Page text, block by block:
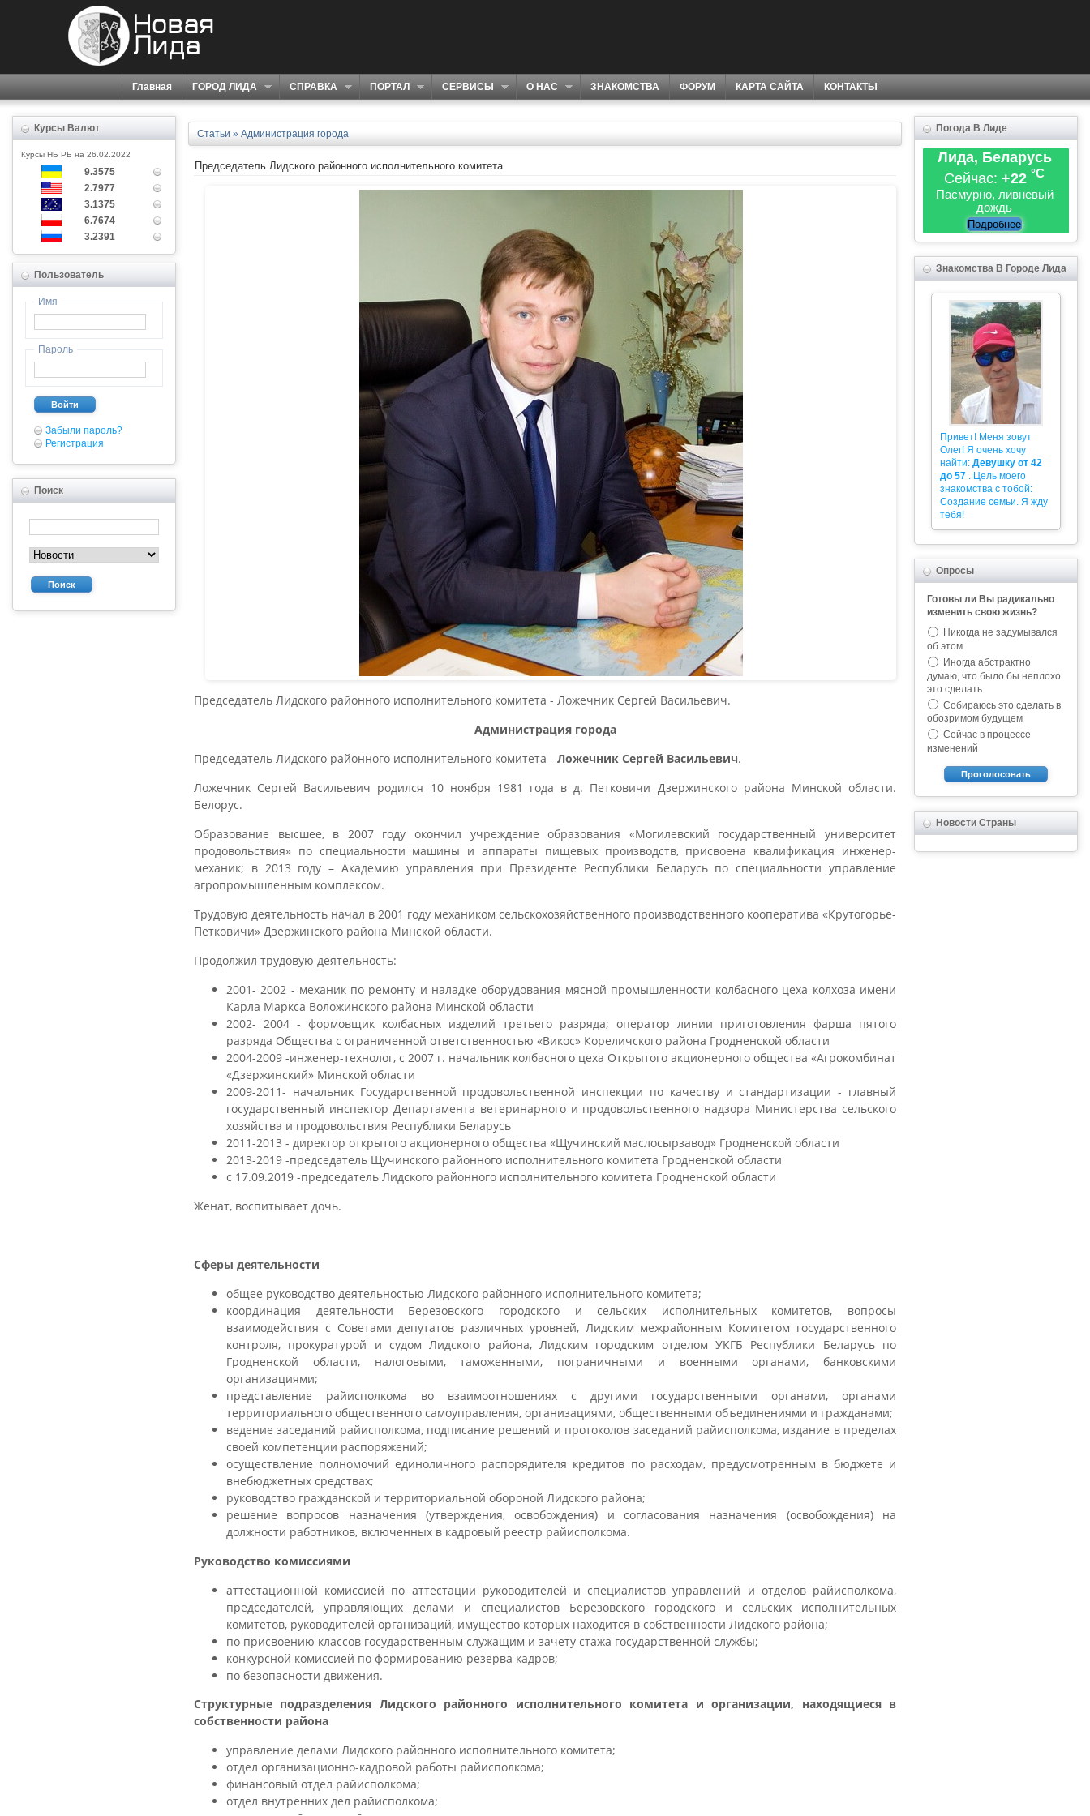
Главная ГОРОД ЛИДА СПРАВКА ПОРТАЛ СЕРВИСЫ О НАС ЗНАКОМСТВА ФОРУМ КАРТА САЙТА КОНТАКТЫ
Курсы Валют
Курсы НБ РБ на 26.02.2022
9.3575
2.7977
3.1375
6.7674
3.2391
Пользователь
Имя
Пароль
Войти
Забыли пароль?
Регистрация
Поиск
Поиск
Статьи » Администрация города
Председатель Лидского районного исполнительного комитета
Председатель Лидского районного исполнительного комитета - Ложечник Сергей Васильевич.
Администрация города
Председатель Лидского районного исполнительного комитета - Ложечник Сергей Васильевич.
Ложечник Сергей Васильевич родился 10 ноября 1981 года в д. Петковичи Дзержинского района Минской области.
Белорус.
Образование высшее, в 2007 году окончил учреждение образования «Могилевский государственный университет
продовольствия» по специальности машины и аппараты пищевых производств, присвоена квалификация инженер-
механик; в 2013 году – Академию управления при Президенте Республики Беларусь по специальности управление
агропромышленным комплексом.
Трудовую деятельность начал в 2001 году механиком сельскохозяйственного производственного кооператива «Крутогорье-
Петковичи» Дзержинского района Минской области.
Продолжил трудовую деятельность:
2001- 2002 - механик по ремонту и наладке оборудования мясной промышленности колбасного цеха колхоза имени
Карла Маркса Воложинского района Минской области
2002- 2004 - формовщик колбасных изделий третьего разряда; оператор линии приготовления фарша пятого
разряда Общества с ограниченной ответственностью «Викос» Кореличского района Гродненской области
2004-2009 -инженер-технолог, с 2007 г. начальник колбасного цеха Открытого акционерного общества «Агрокомбинат
«Дзержинский» Минской области
2009-2011- начальник Государственной продовольственной инспекции по качеству и стандартизации - главный
государственный инспектор Департамента ветеринарного и продовольственного надзора Министерства сельского
хозяйства и продовольствия Республики Беларусь
2011-2013 - директор открытого акционерного общества «Щучинский маслосырзавод» Гродненской области
2013-2019 -председатель Щучинского районного исполнительного комитета Гродненской области
с 17.09.2019 -председатель Лидского районного исполнительного комитета Гродненской области
Женат, воспитывает дочь.
Сферы деятельности
общее руководство деятельностью Лидского районного исполнительного ко­митета;
координация деятельности Березовского городского и сельских исполнительных комитетов, вопросы
взаимодействия с Сове­тами депутатов различных уровней, Лидским межрайонным Комитетом государственного
контроля, прокуратурой и судом Лидского района, Лидским городским отделом УКГБ Республики Беларусь по
Гродненской области, налоговыми, таможен­ными, пограничными и военными органами, банковскими
организациями;
представление райисполкома во взаимоотношениях с другими государственными органами, органами
территориального общественного самоуправления, организациями, общественными объединениями и гражданами;
ведение заседаний райисполкома, подписание решений и протоколов заседаний райисполкома, издание в пределах
своей компетенции распоряжений;
осуществление полномочий единоличного распорядителя кредитов по расходам, предусмотренным в бюджете и
внебюджетных средствах;
руководство гражданской и территориальной обороной Лидского района;
решение вопросов назначения (утверждения, освобождения) и согласования назначения (освобождения) на
должности работников, включенных в кадровый реестр райисполкома.
Руководство комиссиями
аттестационной комиссией по аттестации руководителей и специалистов управлений и отделов райисполкома,
председателей, управляющих делами и специалистов Березовского городского и сельских исполнительных
комитетов, руководителей организаций, имущество которых находится в собственности Лидского района;
по присвоению классов государственным служащим и зачету стажа государственной службы;
конкурсной комиссией по формированию резерва кадров;
по безопасности движения.
Структурные подразделения Лидского районного исполнительного комитета и организации, находящиеся в
собственности района
управление делами Лидского районного исполнительного комитета;
отдел организационно-кадровой работы райисполкома;
финансовый отдел райисполкома;
отдел внутренних дел райисполкома;
Погода В Лиде
Лида, Беларусь
Сейчас: +22 °C
Пасмурно, ливневый
дождь
Подробнее
Знакомства В Городе Лида
Привет! Меня зовут
Олег! Я очень хочу
найти: Девушку от 42
до 57 . Цель моего
знакомства с тобой:
Создание семьи. Я жду
тебя!
Опросы
Готовы ли Вы радикально
изменить свою жизнь?
Никогда не задумывался
об этом
Иногда абстрактно
думаю, что было бы неплохо
это сделать
Собираюсь это сделать в
обозримом будущем
Сейчас в процессе
изменений
Проголосовать
Новости Страны